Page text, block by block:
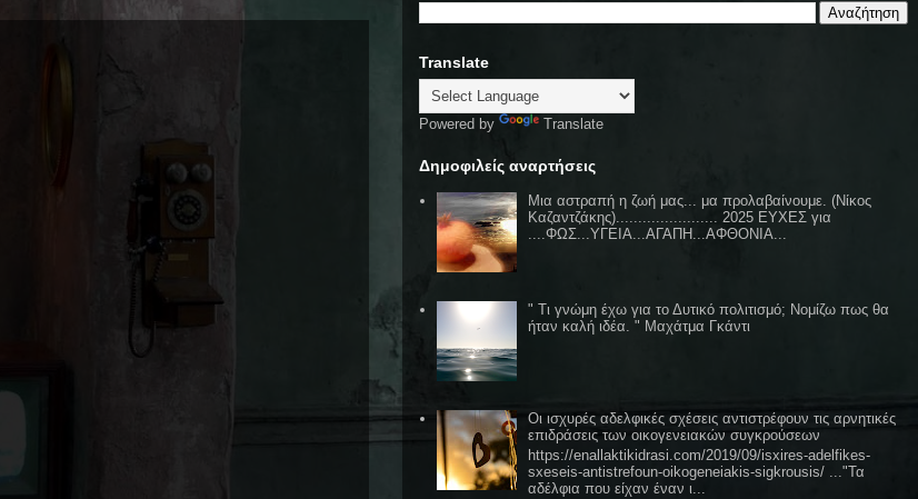
Translate
Powered by Translate
Δημοφιλείς αναρτήσεις
Μια αστραπή η ζωή μας... μα προλαβαίνουμε. (Νίκος
Καζαντζάκης)....................... 2025 ΕΥΧΕΣ για
....ΦΩΣ...ΥΓΕΙΑ...ΑΓΑΠΗ...ΑΦΘΟΝΙΑ...
" Τι γνώμη έχω για το Δυτικό πολιτισμό; Νομίζω πως θα
ήταν καλή ιδέα. " Μαχάτμα Γκάντι
Οι ισχυρές αδελφικές σχέσεις αντιστρέφουν τις αρνητικές
επιδράσεις των οικογενειακών συγκρούσεων
https://enallaktikidrasi.com/2019/09/isxires-adelfikes-
sxeseis-antistrefoun-oikogeneiakis-sigkrousis/ ..."Τα
αδέλφια που είχαν έναν ι...